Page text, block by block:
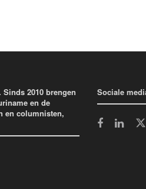
2010 brengen
en de
en columnisten,
Sociale